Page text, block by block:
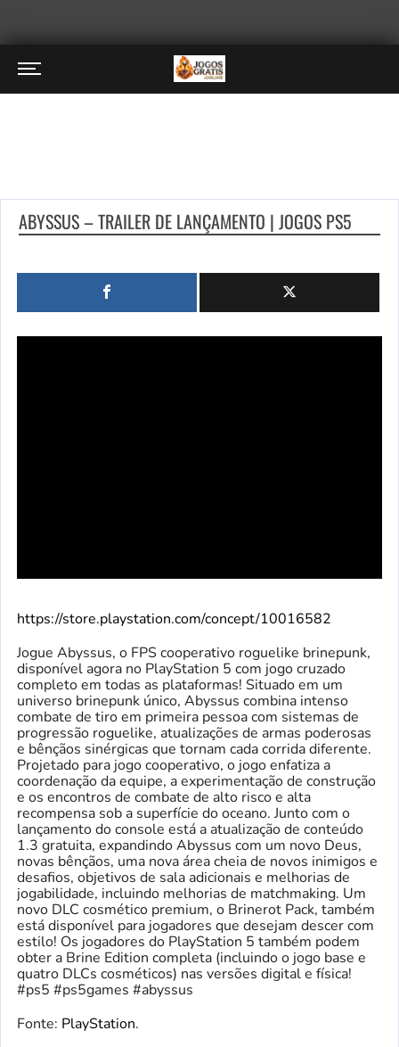
ABYSSUS – TRAILER DE LANÇAMENTO | JOGOS PS5
https://store.playstation.com/concept/10016582
Jogue Abyssus, o FPS cooperativo roguelike brinepunk,
disponível agora no PlayStation 5 com jogo cruzado
completo em todas as plataformas! Situado em um
universo brinepunk único, Abyssus combina intenso
combate de tiro em primeira pessoa com sistemas de
progressão roguelike, atualizações de armas poderosas
e bênçãos sinérgicas que tornam cada corrida diferente.
Projetado para jogo cooperativo, o jogo enfatiza a
coordenação da equipe, a experimentação de construção
e os encontros de combate de alto risco e alta
recompensa sob a superfície do oceano. Junto com o
lançamento do console está a atualização de conteúdo
1.3 gratuita, expandindo Abyssus com um novo Deus,
novas bênçãos, uma nova área cheia de novos inimigos e
desafios, objetivos de sala adicionais e melhorias de
jogabilidade, incluindo melhorias de matchmaking. Um
novo DLC cosmético premium, o Brinerot Pack, também
está disponível para jogadores que desejam descer com
estilo! Os jogadores do PlayStation 5 também podem
obter a Brine Edition completa (incluindo o jogo base e
quatro DLCs cosméticos) nas versões digital e física!
#ps5 #ps5games #abyssus
Fonte: PlayStation.